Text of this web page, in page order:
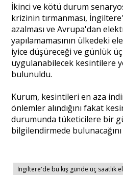
İkinci ve kötü durum
krizinin tırmanması,
azalması ve Avrupa'dan
yapılamamasının ülkedeki
iyice düşüreceği ve günlük
uygulanabilecek kesintilere
bulunuldu.
Kurum, kesintileri en aza
önlemler alındığını fakat
durumunda tüketicilere bir
bilgilendirmede
İngiltere'de bu kış günde üç saatlik